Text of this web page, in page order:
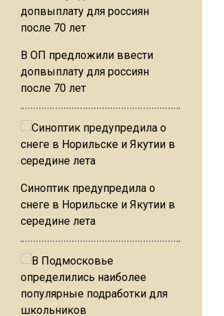
В ОП предложили ввести
допвыплату для россиян
после 70 лет
Синоптик предупредила о
снеге в Норильске и Якутии в
середине лета